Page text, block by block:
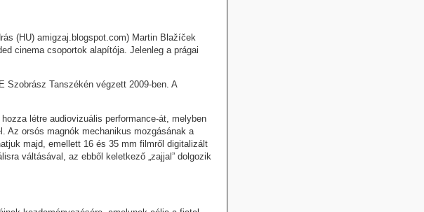
(HU) amigzaj.blogspot.com) Martin Blažíček
cinema csoportok alapítója. Jelenleg a prágai
Szobrász Tanszékén végzett 2009-ben. A
létre audiovizuális performance-át, melyben
Az orsós magnók mechanikus mozgásának a
majd, emellett 16 és 35 mm filmről digitalizált
váltásával, az ebből keletkező „zajjal” dolgozik